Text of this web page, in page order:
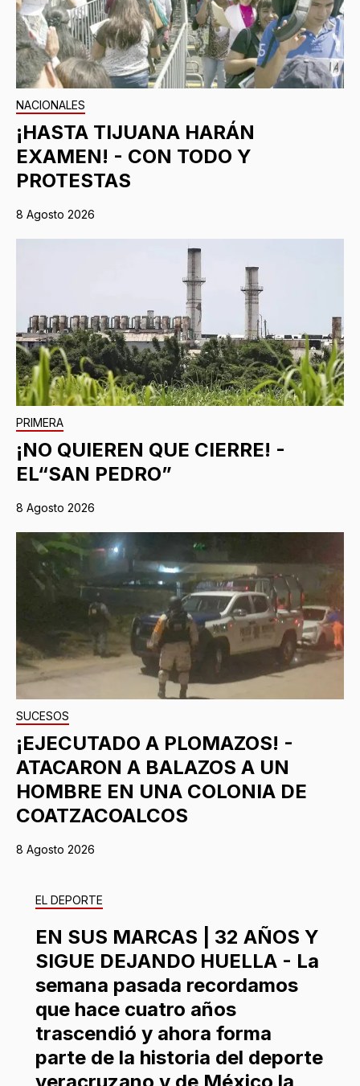
NACIONALES
¡HASTA TIJUANA HARÁN
EXAMEN! - CON TODO Y
PROTESTAS
8 Agosto 2026
PRIMERA
¡NO QUIEREN QUE CIERRE! -
EL“SAN PEDRO”
8 Agosto 2026
SUCESOS
¡EJECUTADO A PLOMAZOS! -
ATACARON A BALAZOS A UN
HOMBRE EN UNA COLONIA DE
COATZACOALCOS
8 Agosto 2026
EL DEPORTE
EN SUS MARCAS | 32 AÑOS Y
SIGUE DEJANDO HUELLA - La
semana pasada recordamos
que hace cuatro años
trascendió y ahora forma
parte de la historia del deporte